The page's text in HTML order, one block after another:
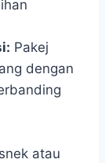
Pakej
dengan
atau